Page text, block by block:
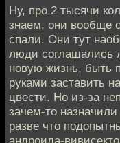
Ну, про 2 тысячи
знаем, они вообще
спали. Они тут
люди соглашались
новую жизнь, быть
руками заставить
цвести. Но из-за
зачем-то
разве что